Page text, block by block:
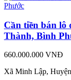
Cần tiền bán lô
Thành, Bình
660.000.000 VNĐ
Xã Minh Lập,